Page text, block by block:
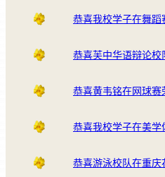
恭喜我校学子在舞蹈
恭喜芙中华语辩论校
恭喜黄韦铭在网球赛
恭喜我校学子在美学
恭喜游泳校队在重庆